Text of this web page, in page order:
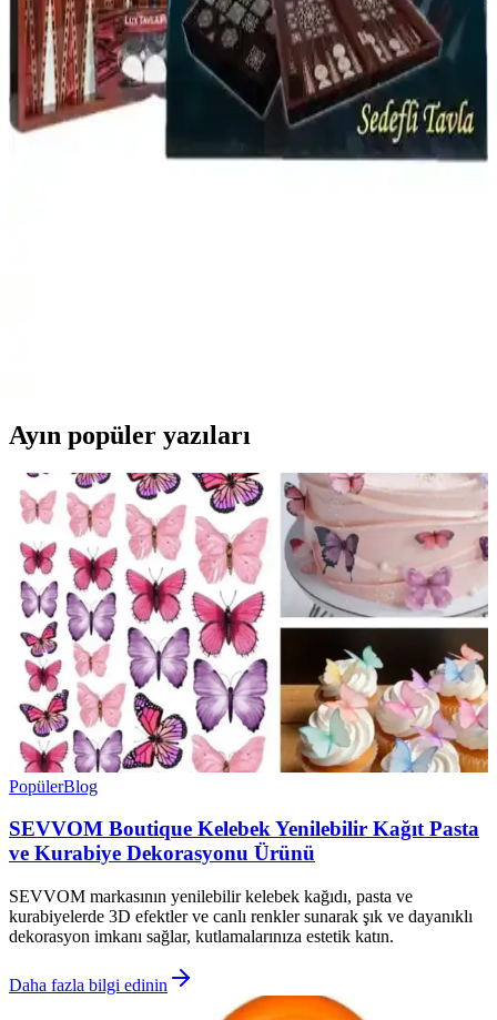
Star Oyun Aletleri'nin büyük boy akrilik tavla pulu, dayanıklı
malzeme ve şık tasarımıyla oyunu daha görsel ve rahat hale
getiriyor, ancak bazı kalite ve detay sorunları bulunuyor.
Kişiye Özel Tavla Tasarımlarıyla Dekorasyonunuza
Şıklık Katın
Ayın popüler yazıları
PopülerBlog
SEVVOM Boutique Kelebek Yenilebilir Kağıt Pasta
ve Kurabiye Dekorasyonu Ürünü
SEVVOM markasının yenilebilir kelebek kağıdı, pasta ve
kurabiyelerde 3D efektler ve canlı renkler sunarak şık ve dayanıklı
dekorasyon imkanı sağlar, kutlamalarınıza estetik katın.
Daha fazla bilgi edinin